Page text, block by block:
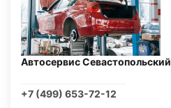
Автосервис Севастопольский
+7 (499) 653-72-12